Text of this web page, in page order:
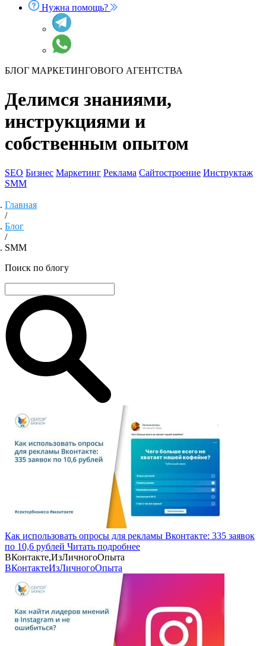
Нужна помощь?
БЛОГ МАРКЕТИНГОВОГО АГЕНТСТВА
Делимся знаниями,
инструкциями и
собственным опытом
SEO Бизнес Маркетинг Реклама Сайтостроение Инструктаж
SMM
Главная
/
Блог
/
SMM
Поиск по блогу
Как использовать опросы для рекламы Вконтакте: 335 заявок
по 10,6 рублей Читать подробнее
ВКонтакте,ИзЛичногоОпыта
ВКонтактеИзЛичногоОпыта